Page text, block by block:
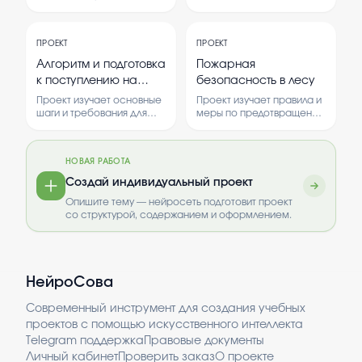
также важность
переработки отходов.
Анализируются
физические и
технические аспекты,
влияющие на результат
спортсменов.
Рассматриваются
Исследование
подчеркивает значение
правильной подготовки и
использования
ПРОЕКТ
Алгоритм и подготовка
к поступлению на
театральный
факультет
Проект изучает основные
шаги и требования для
театральный факультет. В
теоретические основы и
практические методы
подготовки.
ПРОЕКТ
Пожарная
безопасность в лесу
Проект изучает правила и
меры по предотвращению
Рассматриваются
предотвращения.
НОВАЯ РАБОТА
Создай индивидуальный проект
Опишите тему — нейросеть подготовит проект
со структурой, содержанием и оформлением.
НейроСова
Современный инструмент для создания учебных
проектов с помощью искусственного интеллекта
Telegram поддержка Правовые документы
Личный кабинетПроверить заказО проекте